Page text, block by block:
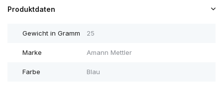
Produktdaten
Gewicht in Gramm 25
Marke Amann Mettler
Farbe Blau